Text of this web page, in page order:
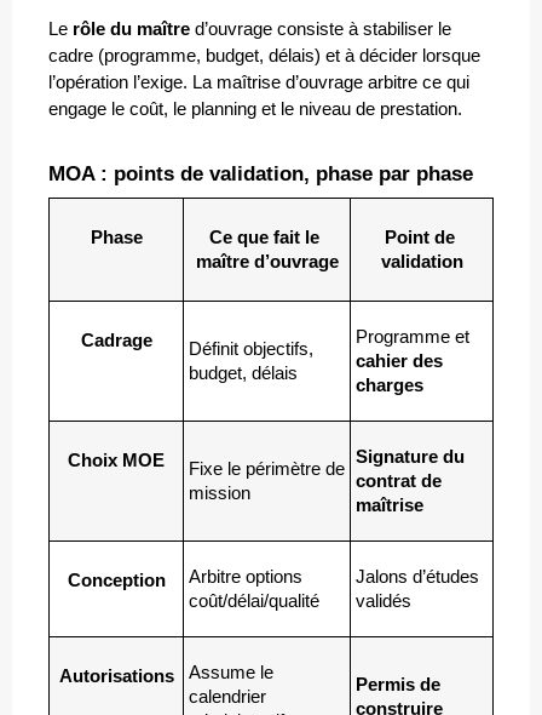
Le rôle du maître d’ouvrage consiste à stabiliser le
cadre (programme, budget, délais) et à décider lorsque
l’opération l’exige. La maîtrise d’ouvrage arbitre ce qui
engage le coût, le planning et le niveau de prestation.
MOA : points de validation, phase par phase
Phase
Ce que fait le
maître d’ouvrage
Point de
validation
Cadrage
Définit objectifs,
budget, délais
Programme et
cahier des
charges
Choix MOE
Fixe le périmètre de
mission
Signature du
contrat de
maîtrise
Conception
Arbitre options
coût/délai/qualité
Jalons d’études
validés
Autorisations
Assume le
calendrier
Permis de
construire